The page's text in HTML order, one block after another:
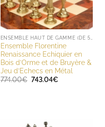
Ensemble Florentine
Renaissance Echiquier en
Bois d’Orme et de Bruyère &
Jeu d’Echecs en Métal
774.00€ Le
743.04€Le